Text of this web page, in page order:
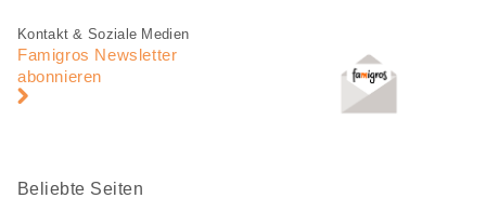
Fusszeile
Fusszeile
Navigation
Kontakt & Soziale Medien
Famigros Newsletter
abonnieren
Beliebte Seiten